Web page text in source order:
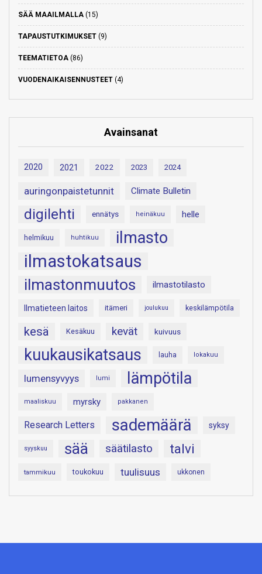
SÄÄ MAAILMALLA (15)
TAPAUSTUTKIMUKSET (9)
TEEMATIETOA (86)
VUODENAIKAISENNUSTEET (4)
Avainsanat
2020 2021 2022 2023 2024
auringonpaistetunnit Climate Bulletin
digilehti ennätys heinäkuu helle
helmikuu huhtikuu ilmasto
ilmastokatsaus
ilmastonmuutos ilmastotilasto
Ilmatieteen laitos itämeri joulukuu keskilämpötila
kesä Kesäkuu kevät kuivuus
kuukausikatsaus lauha lokakuu
lumensyvyys lumi lämpötila
maaliskuu myrsky pakkanen
Research Letters sademäärä syksy
syyskuu sää säätilasto talvi
tammikuu toukokuu tuulisuus ukkonen